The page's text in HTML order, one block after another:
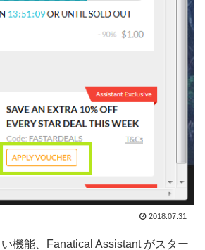
2018.07.31
機能、Fanatical Assistant がスター